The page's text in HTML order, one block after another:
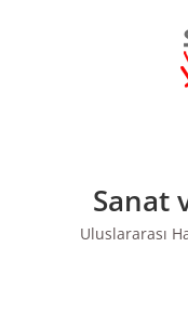
Sanat
Uluslararası